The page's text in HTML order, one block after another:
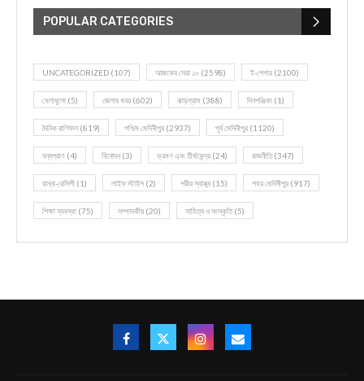
POPULAR CATEGORIES
UNCATEGORIZED (107) আজকের সেরা ১০ (2598) ই-পেপার (2100)
খেলাধূলো (5) জেলার খবর (602) ঝাড়গ্রাম (388) দিনপঞ্জিকা (1)
দৈনিক রাশিফল (819) পশ্চিম মেদিনীপুর (2937) পূর্ব মেদিনীপুর (1120)
বন্যপ্রাণ (4) বিনোদন(3) ভ্রমণ এবং তীর্থকেন্দ্র (24) রাজনীতি(347)
রান্না-রেসিপী (1) লাইফ স্টাইল (2) শরীর স্বাস্থ্য (15) শহর মেদিনীপুর (917)
শিক্ষা ব্যবস্থা (75) সম্পাদকীয় (20) সাহিত্য ও সংস্কৃতি(5)